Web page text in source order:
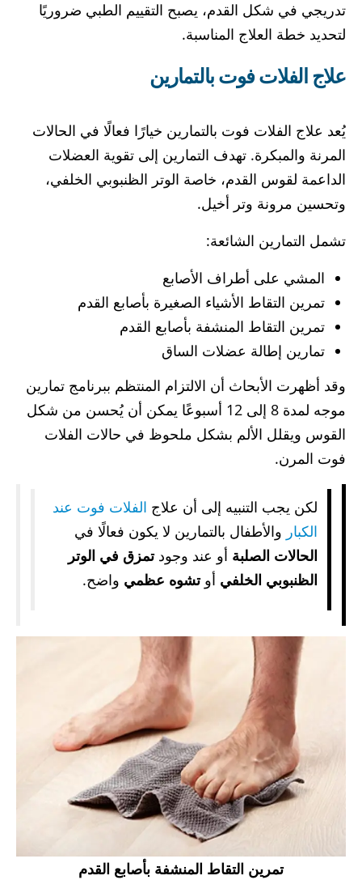
تدريجي في شكل القدم، يصبح التقييم الطبي ضروريًا
لتحديد خطة العلاج المناسبة.
علاج الفلات فوت بالتمارين
يُعد علاج الفلات فوت بالتمارين خيارًا فعالًا في الحالات
المرنة والمبكرة. تهدف التمارين إلى تقوية العضلات
الداعمة لقوس القدم، خاصة الوتر الظنبوبي الخلفي،
وتحسين مرونة وتر أخيل.
تشمل التمارين الشائعة:
المشي على أطراف الأصابع
تمرين التقاط الأشياء الصغيرة بأصابع القدم
تمرين التقاط المنشفة بأصابع القدم
تمارين إطالة عضلات الساق
وقد أظهرت الأبحاث أن الالتزام المنتظم ببرنامج تمارين
موجه لمدة 8 إلى 12 أسبوعًا يمكن أن يُحسن من شكل
القوس ويقلل الألم بشكل ملحوظ في حالات الفلات
فوت المرن.
لكن يجب التنبيه إلى أن علاج الفلات فوت عند
الكبار والأطفال بالتمارين لا يكون فعالًا في
الحالات الصلبة أو عند وجودتمزق في الوتر
الظنبوبي الخلفي أوتشوه عظمي واضح.
تمرين التقاط المنشفة بأصابع القدم